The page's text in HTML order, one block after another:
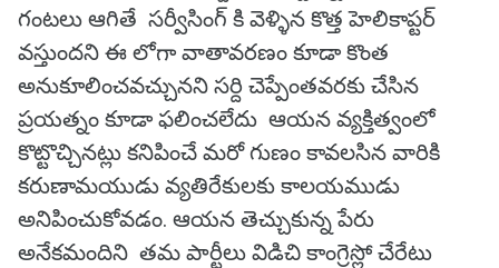
గంటలు ఆగితే సర్వీసింగ్ కి వెళ్ళిన కొత్త హెలికాప్టర్
వస్తుందని ఈ లోగా వాతావరణం కూడా కొంత
అనుకూలించవచ్చునని సర్ది చెప్పేంతవరకు చేసిన
ప్రయత్నం కూడా ఫలించలేదు ఆయన వ్యక్తిత్వంలో
కొట్టొచ్చినట్లు కనిపించే మరో గుణం కావలసిన వారికి
కరుణామయుడు వ్యతిరేకులకు కాలయముడు
అనిపించుకోవడం. ఆయన తెచ్చుకున్న పేరు
అనేకమందిని తమ పార్టీలు విడిచి కాంగ్రెస్లో చేరేటు